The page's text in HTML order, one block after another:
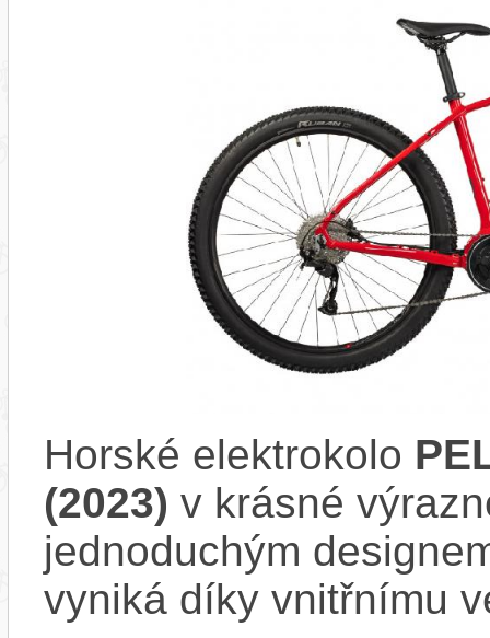
Horské elektrokolo
(2023) v krásné
jednoduchým
vyniká díky vnitřnímu